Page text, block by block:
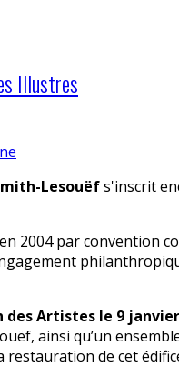
Illustres
Lesouëfs'inscrit
2004 par convention
Artistes le 9 janvier
ainsi qu’un
restauration de cet